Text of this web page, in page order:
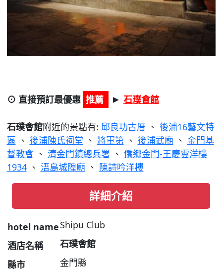
⊙ 直接預訂最優惠 推薦 ► 石璞會館
石璞會館附近的景點有: 邱良功古厝 、 後浦16藝文特
區 、 後浦陳氏祠堂 、 將軍第、 後浦武廟 、 金門基
督教會、 清金門鎮總兵署 、 僑鄉金門-王慶雲洋樓
1934、 浯島城隍廟 、 陳詩吟洋樓
詳細介紹
hotel nameShipu Club
酒店名稱
石璞會館
縣市
金門縣